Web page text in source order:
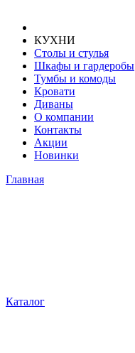
КУХНИ
Столы и стулья
Шкафы и гардеробы
Тумбы и комоды
Кровати
Диваны
О компании
Контакты
Акции
Новинки
Главная
Каталог